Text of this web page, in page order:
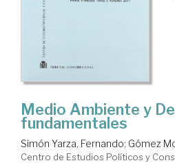
Medio Ambiente y
fundamentales
Simón Yarza, Fernando; Gómez
Centro de Estudios Políticos y